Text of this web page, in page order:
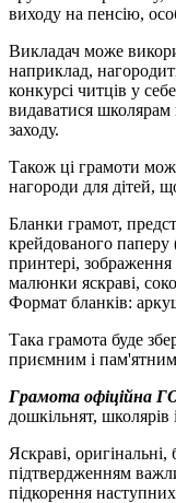
виходу на пенсію,
Викладач може
наприклад,
конкурсі читців у
видаватися школярам
заходу.
Також ці грамоти
нагороди для дітей,
Бланки грамот,
крейдованого паперу
принтері,
малюнки яскраві,
Формат бланків:
Така грамота буде
приємним і
Грамота офіційна
дошкільнят, школярів
Яскраві,
підтвердженням
підкорення